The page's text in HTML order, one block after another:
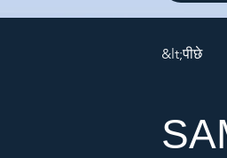
&lt;पीछे